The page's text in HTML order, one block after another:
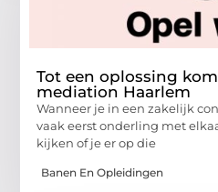
Tot een oplossing
mediation Haarlem
Wanneer je in een zakelijk
vaak eerst onderling met
kijken of je er op die
Banen En Opleidingen